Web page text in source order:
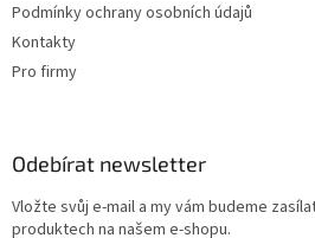
Podmínky ochrany osobních údajů
Kontakty
Pro firmy
Odebírat newsletter
Vložte svůj e-mail a my vám budeme
produktech na našem e-shopu.